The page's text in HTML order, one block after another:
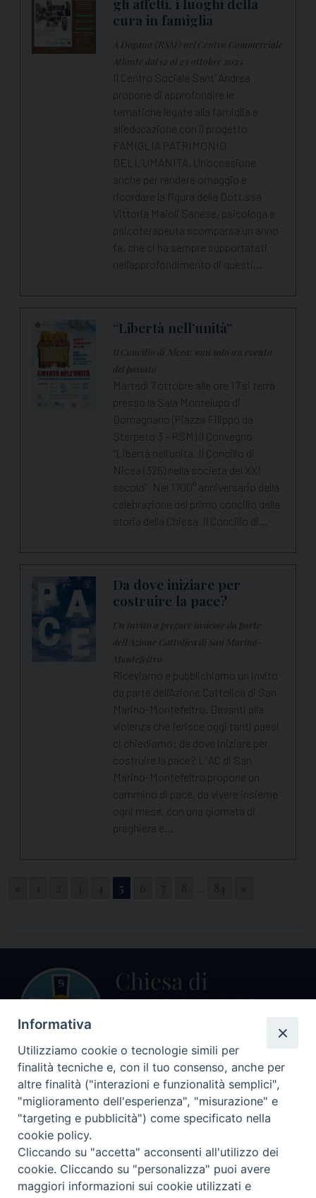
gli affetti, i luoghi della
cura in famiglia
A Dogana (RSM) nel Centro Commerciale
Atlante dal 12 al 23 ottobre 2025
Il Centro Sociale Sant’ Andrea
propone di approfondire le
tematiche legate alla famiglia e
all’educazione con il progetto
FAMIGLIA PATRIMONIO
DELL’UMANITÀ. Un’occasione
anche per rendere omaggio e
ricordare la figura della Dott.ssa
Vittoria Maioli Sanese, psicologa e
psicoterapeuta scomparsa un anno
fa, che ci ha sempre supportatati
nell’approfondimento di questi…
“Libertà nell’unità”
Il Concilio di Nicea: non solo un evento
del passato
Martedì 7 ottobre alle ore 17 si terrà
presso la Sala Montelupo di
Domagnano (Piazza Filippo da
Sterpeto 3 - RSM) il Convegno
“Libertà nell’unità. Il Concilio di
Nicea (325) nella società del XXI
secolo”. Nel 1700° anniversario della
celebrazione del primo concilio della
storia della Chiesa, il Concilio di…
Da dove iniziare per
costruire la pace?
Un invito a pregare insieme da parte
dell'Azione Cattolica di San Marino-
Montefeltro
Riceviamo e pubblichiamo un invito
da parte dell'Azione Cattolica di San
Marino-Montefeltro. Davanti alla
violenza che ferisce oggi tanti paesi
ci chiediamo: da dove iniziare per
costruire la pace? L' AC di San
Marino-Montefeltro propone un
cammino di pace, da vivere insieme
ogni mese, con una giornata di
preghiera e…
5
Centralino Curia Vescovile
0541 913711
Indirizzo
47864 PENNABILLI (RN)
Seguici su
Informativa
Utilizziamo cookie o tecnologie simili per
finalità tecniche e, con il tuo consenso, anche per
altre finalità ("interazioni e funzionalità semplici",
"miglioramento dell'esperienza", "misurazione" e
"targeting e pubblicità") come specificato nella
cookie policy.
Cliccando su "accetta" acconsenti all'utilizzo dei
cookie. Cliccando su "personalizza" puoi avere
maggiori informazioni sui cookie utilizzati e